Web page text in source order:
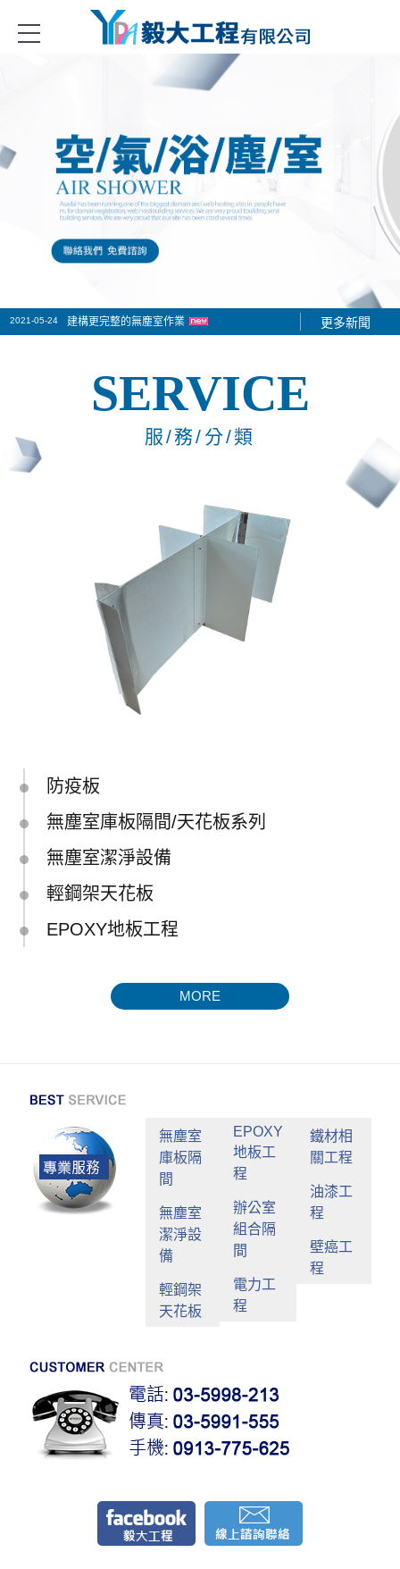
間、無塵無菌室隔間系列、庫板門、冷凍冷藏庫的設備、無塵室
2021-06-01
2021-05-30
2021-05-24 建構更完整的無塵室作業 更多新聞
SERVICE
服/務/分/類
防疫板
無塵室庫板隔間/天花板系列
無塵室潔淨設備
輕鋼架天花板
EPOXY地板工程
MORE
無塵室
庫板隔
間
無塵室
潔淨設
備
輕鋼架
天花板
EPOXY
地板工
程
辦公室
組合隔
間
電力工
程
鐵材相
關工程
油漆工
程
壁癌工
程